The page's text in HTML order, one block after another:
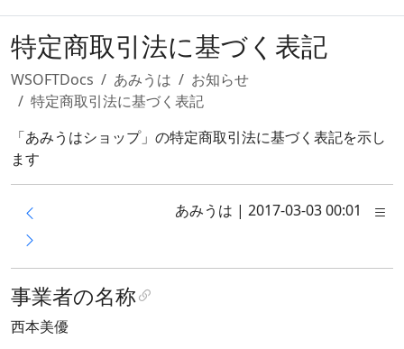
特定商取引法に基づく表記
WSOFTDocs あみうは
お知らせ
特定商取引法に基づく表記
「あみうはショップ」の特定商取引法に基づく表記を示し
ます
あみうは | 2017-03-03 00:01
事業者の名称
西本美優